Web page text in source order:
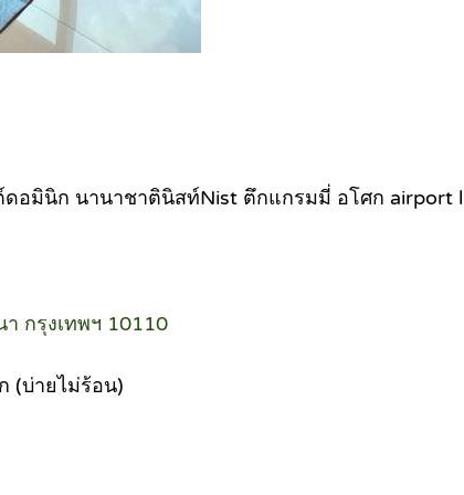
อมินิก นานาชาตินิสท์Nist ตึกแกรมมี่ อโศก airport
กรุงเทพฯ 10110
(บ่ายไม่ร้อน)